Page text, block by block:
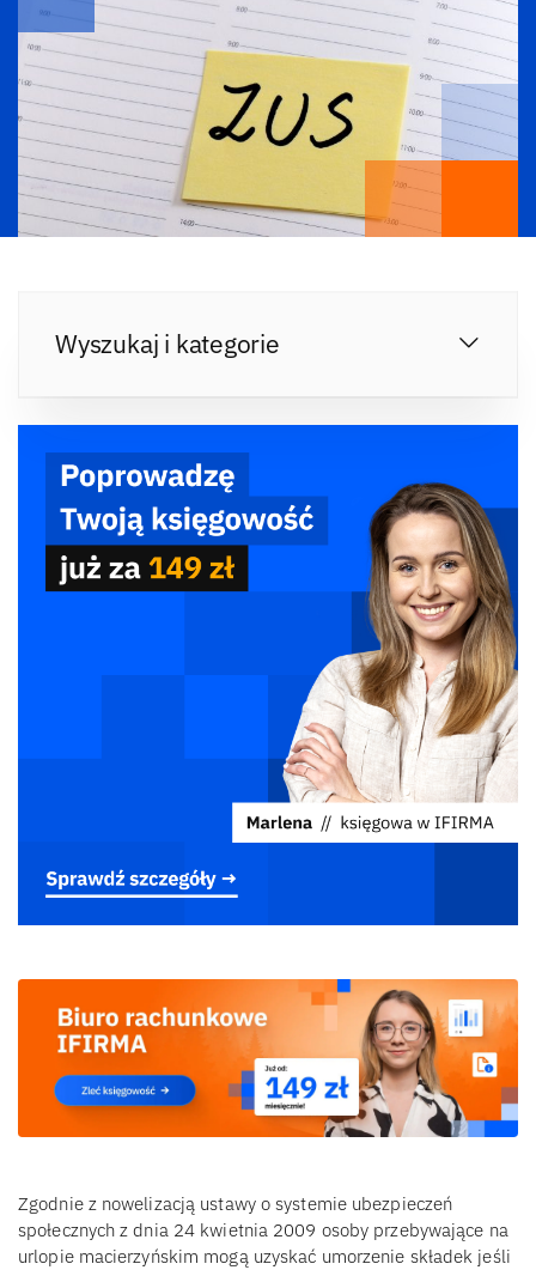
Wyszukaj i kategorie
Zgodnie z nowelizacją ustawy o systemie ubezpieczeń
społecznych z dnia 24 kwietnia 2009 osoby przebywające na
urlopie macierzyńskim mogą uzyskać umorzenie składek jeśli